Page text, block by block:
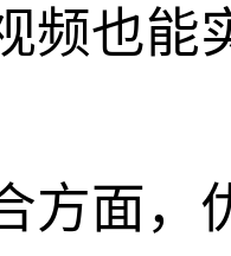
频也能
方面，